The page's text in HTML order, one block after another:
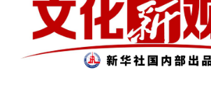
文化 书画 健康
访谈 视频 图片